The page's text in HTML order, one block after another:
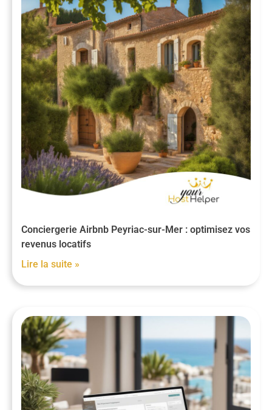
Conciergerie Airbnb Peyriac-sur-Mer : optimisez vos
revenus locatifs
Lire la suite »